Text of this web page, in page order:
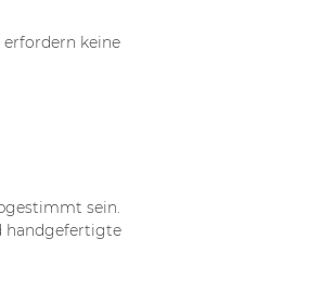
keine
sein.
handgefertigte